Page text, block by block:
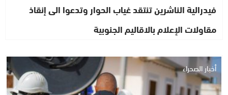
فيدرالية الناشرين تنتقد غياب الحوار وتدعوا الى إنقاذ
مقاولات الإعلام بالاقاليم الجنوبية
أخبار الصحراء